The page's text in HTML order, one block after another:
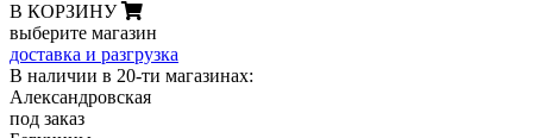
В КОРЗИНУ
выберите магазин
доставка и разгрузка
В наличии в 20-ти магазинах:
Александровская
под заказ